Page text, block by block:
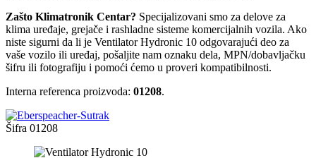
Zašto Klimatronik Centar? Specijalizovani smo za delove za
klima uređaje, grejače i rashladne sisteme komercijalnih vozila. Ako
niste sigurni da li je Ventilator Hydronic 10 odgovarajući deo za
vaše vozilo ili uređaj, pošaljite nam oznaku dela, MPN/dobavljačku
šifru ili fotografiju i pomoći ćemo u proveri kompatibilnosti.
Interna referenca proizvoda: 01208.
Šifra 01208